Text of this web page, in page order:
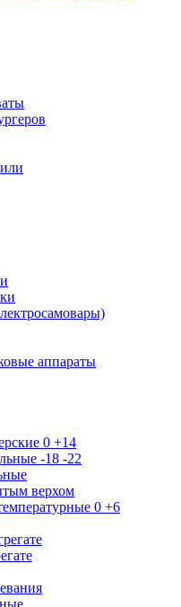
аппараты
0 +14
-18 -22
верхом
0 +6